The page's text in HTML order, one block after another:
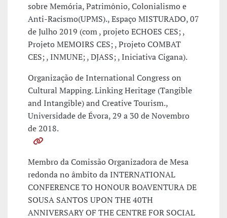
sobre Memória, Patrimônio, Colonialismo e
Anti-Racismo(UPMS)., Espaço MISTURADO, 07
de Julho 2019 (com , projeto ECHOES CES; ,
Projeto MEMOIRS CES; , Projeto COMBAT
CES; , INMUNE; , DJASS; , Iniciativa Cigana).
Organização de International Congress on
Cultural Mapping. Linking Heritage (Tangible
and Intangible) and Creative Tourism.,
Universidade de Évora, 29 a 30 de Novembro
de 2018.
Membro da Comissão Organizadora de Mesa
redonda no âmbito da INTERNATIONAL
CONFERENCE TO HONOUR BOAVENTURA DE
SOUSA SANTOS UPON THE 40TH
ANNIVERSARY OF THE CENTRE FOR SOCIAL